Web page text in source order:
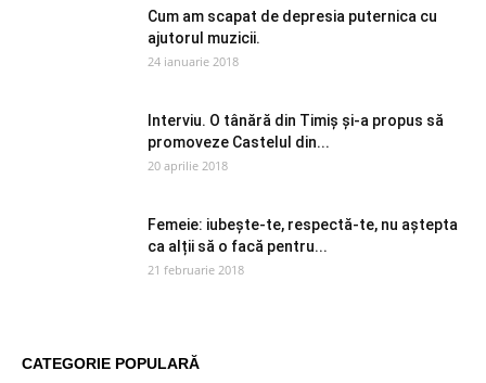
Cum am scapat de depresia puternica cu
ajutorul muzicii.
24 ianuarie 2018
Interviu. O tânără din Timiș și-a propus să
promoveze Castelul din...
20 aprilie 2018
Femeie: iubește-te, respectă-te, nu aștepta
ca alții să o facă pentru...
21 februarie 2018
CATEGORIE POPULARĂ